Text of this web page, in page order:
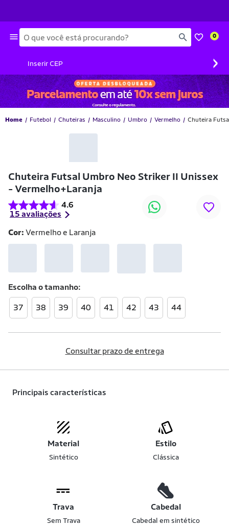
Busca 0
Inserir CEP ›
Home Futebol Chuteiras Masculino Umbro Vermelho Chuteira
Chuteira Futsal Umbro Neo Striker II Unissex
- Vermelho+Laranja
4.6
15 avaliações
-39% OFF
Cor: Vermelho e Laranja
Escolha otamanho
37 38 39 40 41 42 43 44
Consultar prazo de entrega
Principais características
Material
Sintético
Estilo
Clássica
Trava
Sem Trava
Cabedal
Cabedal em sintético